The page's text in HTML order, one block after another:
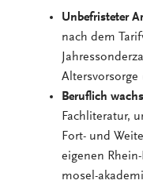
Unbefristeter
nach dem
Altersvorsorge
Beruflich
Fachliteratur,
Fort- und
eigenen
mosel-